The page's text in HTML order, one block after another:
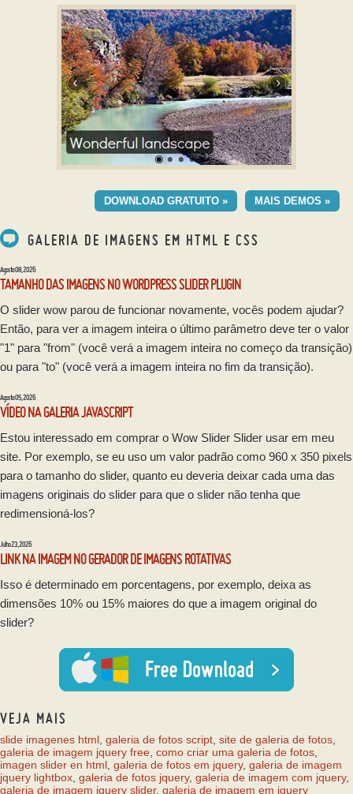
com Blinds efeito
MAIS DEMOS »
DOWNLOAD GRATUITO »
GALERIA DE IMAGENS EM HTML E CSS
Agosto 08, 2026
TAMANHO DAS IMAGENS NO WORDPRESS SLIDER PLUGIN
O slider wow parou de funcionar novamente, vocês podem ajudar?
Então, para ver a imagem inteira o último parâmetro deve ter o valor
"1" para "from" (você verá a imagem inteira no começo da transição)
ou para "to" (você verá a imagem inteira no fim da transição).
Agosto 05, 2026
VÍDEO NA GALERIA JAVASCRIPT
Estou interessado em comprar o Wow Slider Slider usar em meu
site. Por exemplo, se eu uso um valor padrão como 960 x 350 pixels
para o tamanho do slider, quanto eu deveria deixar cada uma das
imagens originais do slider para que o slider não tenha que
redimensioná-los?
Julho 23, 2026
LINK NA IMAGEM NO GERADOR DE IMAGENS ROTATIVAS
Isso é determinado em porcentagens, por exemplo, deixa as
dimensões 10% ou 15% maiores do que a imagem original do
slider?
VEJA MAIS
slide imagenes html, galeria de fotos script, site de galeria de fotos,
galeria de imagem jquery free, como criar uma galeria de fotos,
imagen slider en html, galeria de fotos em jquery, galeria de imagem
jquery lightbox, galeria de fotos jquery, galeria de imagem com jquery,
galeria de imagem jquery slider, galeria de imagem em jquery